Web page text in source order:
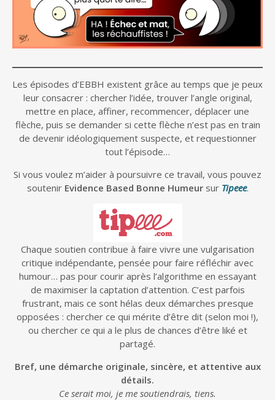
Les épisodes d’EBBH existent grâce au temps que je peux
leur consacrer : chercher l’idée, trouver l’angle original,
mettre en place, affiner, recommencer, déplacer une
flèche, puis se demander si cette flèche n’est pas en train
de devenir idéologiquement suspecte, et requestionner
tout l’épisode…
Si vous voulez m’aider à poursuivre ce travail, vous pouvez
soutenir Evidence Based Bonne Humeursur Tipeee.
Chaque soutien contribue à faire vivre une vulgarisation
critique indépendante, pensée pour faire réfléchir avec
humour… pas pour courir après l’algorithme en essayant
de maximiser la captation d’attention. C’est parfois
frustrant, mais ce sont hélas deux démarches presque
opposées : chercher ce qui mérite d’être dit (selon moi !),
ou chercher ce qui a le plus de chances d’être liké et
partagé.
Bref, une démarche originale, sincère, et attentive aux
détails.
Ce serait moi, je me soutiendrais, tiens.